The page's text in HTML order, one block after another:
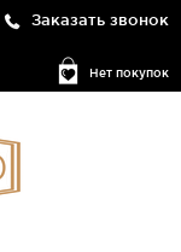
Заказать звонок
Нет покупок